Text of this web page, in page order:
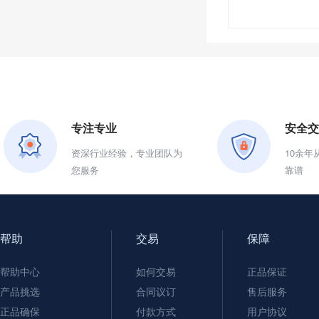
专注专业
资深行业经验，专业团队为
您服务
安全
10余年
靠谱
帮助
帮助中心
产品挑选
正品确保
交易
如何交易
合同议订
付款方式
保障
正品保证
售后服务
用户协议